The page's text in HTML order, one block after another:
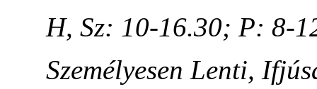
H, Sz: 10-16.30; P: 8-
Személyesen Lenti,